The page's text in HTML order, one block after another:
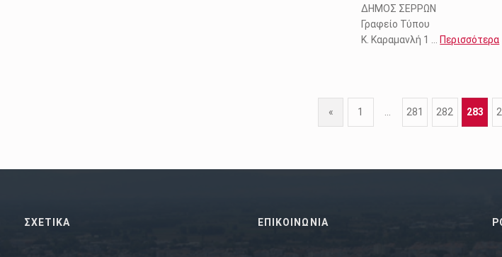
ΔΗΜΟΣ ΣΕΡΡΩΝ
Γραφείο Τύπου
Κ. Καραμανλή 1 … Περισσότερα
« 1 … 281 282 283
ΣΧΕΤΙΚΑ ΕΠΙΚΟΙΝΩΝΙΑ